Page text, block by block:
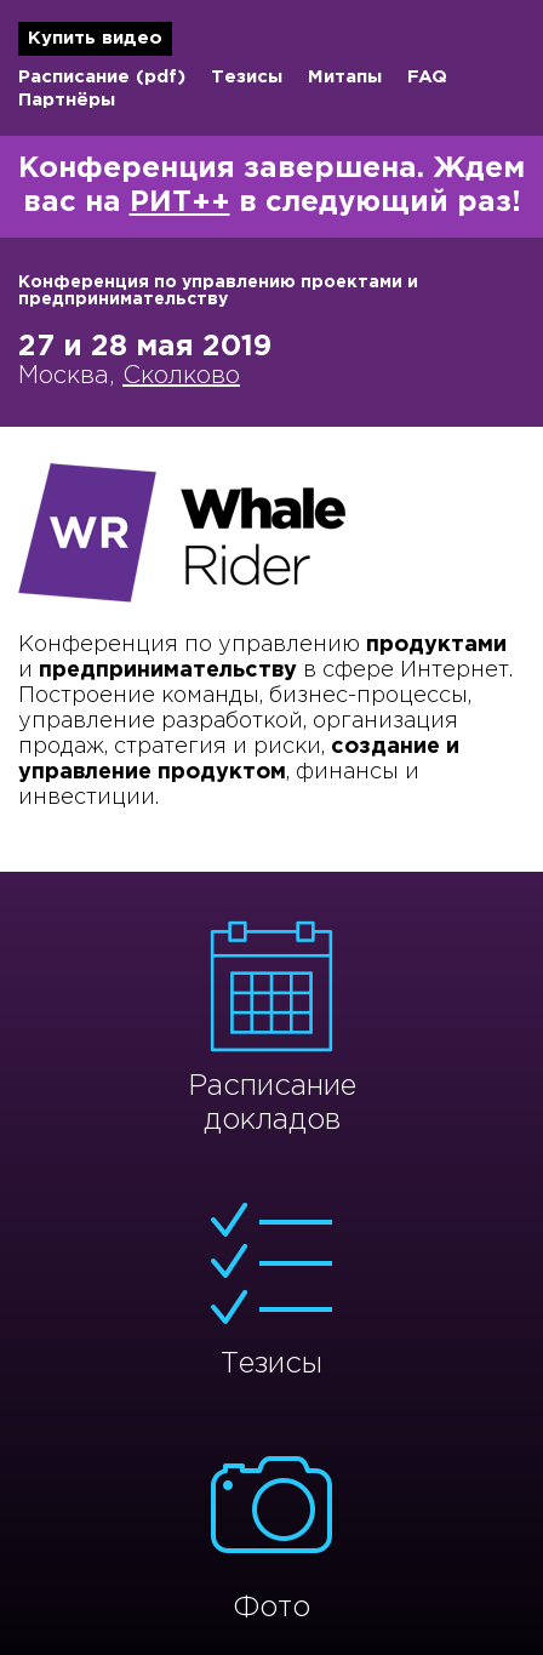
Купить видео
Расписание (pdf) Тезисы Митапы
FAQ
Партнёры
Конференция завершена. Ждем
вас на
РИТ++ в следующий раз!
Конференция по управлению проектами и
предпринимательству
27 и 28 мая 2019
Москва, Сколково
Конференция по управлению продуктами
и предпринимательству в сфере Интернет.
Построение команды, бизнес-процессы,
управление разработкой, организация
продаж, стратегия и риски, создание и
управление продуктом, финансы и
инвестиции.
Расписание
докладов
Тезисы
Фото